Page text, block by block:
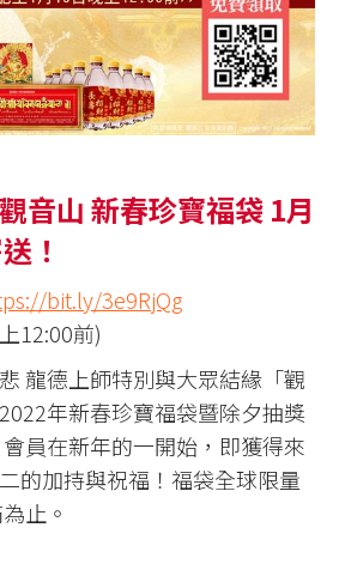
音山 新春珍寶福袋 1月
！
bit.ly/3e9RjQg
12:00前)
龍德上師特別與大眾結緣「觀
年新春珍寶福袋暨除夕抽獎
員在新年的一開始，即獲得來
的加持與祝福！福袋全球限量
止。